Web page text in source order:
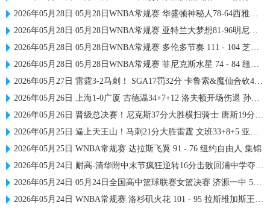
2026年05月28日 05月28日WNBA常规赛 华盛顿神秘人78-64西雅图风暴 全场集锦
2026年05月28日 05月28日WNBA常规赛 亚特兰大梦想81-96明尼苏达山猫 全场集锦
2026年05月28日 05月28日WNBA常规赛 多伦多节奏 111 - 104 芝加哥天空 集锦
2026年05月28日 05月28日WNBA常规赛 菲尼克斯水星 74 - 84 纽约自由人 集锦
2026年05月27日 雷霆3-2马刺！ SGA17罚32分 卡鲁索&魔仙合砍42分 文班15中4
2026年05月26日 上海1-0广厦 古德温34+7+12 洛夫顿开场伤退 孙铭徽0分&5失误
2026年05月26日 晋级总决赛！尼克斯37分大胜横扫骑士 唐斯19分 哈登2球5失误
2026年05月25日 逼上天王山！马刺21分大胜雷霆 文班33+8+5 亚历山大19+7
2026年05月25日 WNBA常规赛 达拉斯飞翼 91 - 76 纽约自由人 集锦
2026年05月24日 耐高-清华附中末节疯狂逆转16分击败回浦中学夺得校史第15冠
2026年05月24日 05月24日全国高中篮球联赛女篮决赛 济源一中 56 - 76 东北师大附中 全场集锦
2026年05月24日 WNBA常规赛 洛杉矶火花 101 - 95 拉斯维加斯王牌 全场集锦